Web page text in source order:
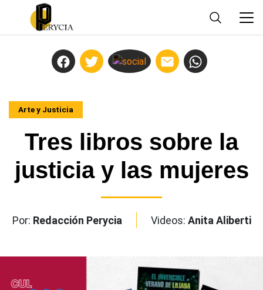
Arte y Justicia
Tres libros sobre la
justicia y las mujeres
Por: Redacción Perycia Videos: Anita Aliberti